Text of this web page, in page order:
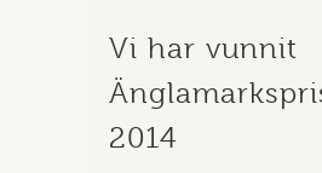
Vi har vunnit
2014